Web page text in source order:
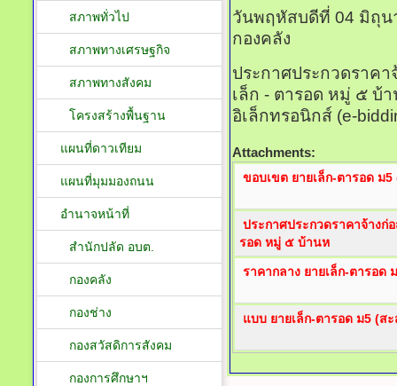
วันพฤหัสบดีที่ 04 มิถุน
กองคลัง
ประกาศประกวดราค
เล็ก - ตารอด หมู่ ๕ บ้
อิเล็กทรอนิกส์ (e-
Attachments:
ขอบเขต ยายเล็ก-ตารอด ม
ประกาศประกวดราคาจ้างก่
รอด หมู่ ๕ บ้านห
ราคากลาง ยายเล็ก-ตารอด
แบบ ยายเล็ก-ตารอด ม5 (ส
สภาพทั่วไป
สภาพทางเศรษฐกิจ
สภาพทางสังคม
โครงสร้างพื้นฐาน
แผนที่ดาวเทียม
แผนที่มุมมองถนน
อำนาจหน้าที่
สำนักปลัด อบต.
กองคลัง
กองช่าง
กองสวัสดิการสังคม
กองการศึกษาฯ